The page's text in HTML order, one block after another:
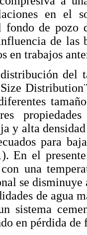
en el
fondo de
de las
en trabajos
del
y alta
para
En el
una
se
de agua
sistema
en pérdida